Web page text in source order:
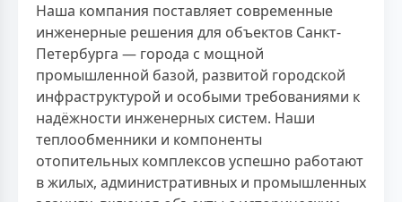
Наша компания поставляет современные
инженерные решения для объектов Санкт-
Петербурга — города с мощной
промышленной базой, развитой городской
инфраструктурой и особыми требованиями к
надёжности инженерных систем. Наши
теплообменники и компоненты
отопительных комплексов успешно работают
в жилых, административных и промышленных